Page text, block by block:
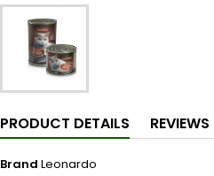
PRODUCT DETAILS REVIEWS
Brand Leonardo